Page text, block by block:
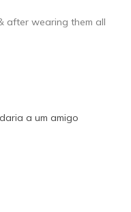
after wearing them all
a um amigo